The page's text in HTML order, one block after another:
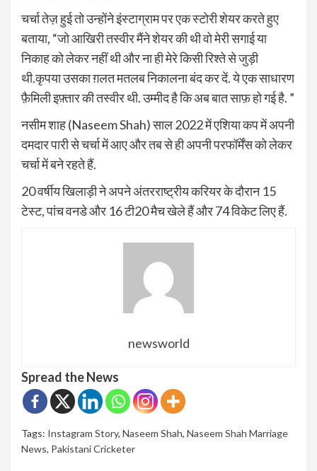
चर्चा तेज़ हुई तो उन्होंने इंस्टाग्राम पर एक स्टोरी शेयर करते हुए
बताया, “जो आखिरी तस्वीर मैंने शेयर की थी वो मेरी सगाई या
निकाह को लेकर नहीं थी और ना ही मेरे किसी रिश्ते से जुड़ी
थी.कृपया उसका ग़लत मतलब निकालना बंद कर दें. ये एक साधारण
फ़ैमिली इफ़्तार की तस्वीर थी. उम्मीद है कि अब बात साफ़ हो गई है. ”
नसीम शाह (Naseem Shah) साल 2022 में एशिया कप में अपनी
दमदार पारी से चर्चा में आए और तब से ही अपनी परफॉर्मेंस को लेकर
चर्चा में बने रहते हैं.
20 वर्षीय खिलाड़ी ने अपने अंतरराष्ट्रीय करियर के दौरान 15
टेस्ट, पांच वनडे और 16 टी20 मैच खेले हैं और 74 विकेट लिए हैं.
newsworld
Spread the News
Tags: Instagram Story, Naseem Shah, Naseem Shah Marriage
News, Pakistani Cricketer